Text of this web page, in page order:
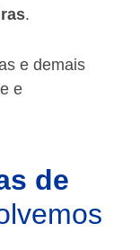
.
e demais
e
de